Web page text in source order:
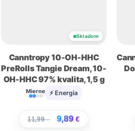
Skladom
Canntropy 10-OH-HHC
PreRolls Tangie Dream, 10-
OH-HHC 97% kvalita, 1,5 g
Mierne ⚡ Energia
11,99€ 9,89€